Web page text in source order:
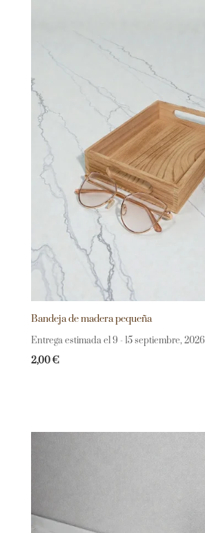
Bandeja de madera pequeña
Entrega estimada el 9 - 15 septiembre, 2026
2,00€